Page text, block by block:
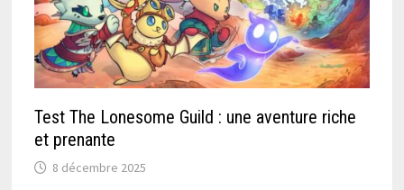
Test The Lonesome Guild : une aventure riche
et prenante
8 décembre 2025